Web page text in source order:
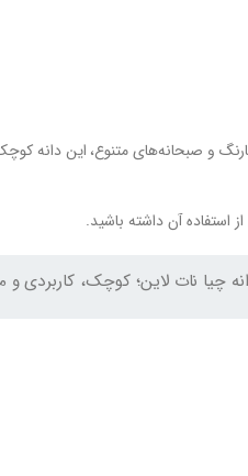
و صبحانه‌های متنوع، این دانه
آن داشته باشید.
چیا نات لاین؛ کوچک،